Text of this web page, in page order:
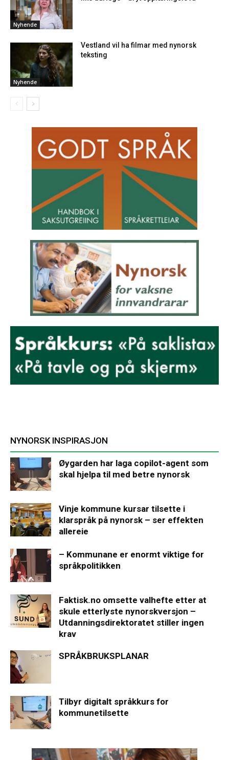
Nyhende
Nyhende
Vestland vil ha filmar med nynorsk
teksting
NYNORSK INSPIRASJON
Øygarden har laga copilot-agent som
skal hjelpa til med betre nynorsk
Vinje kommune kursar tilsette i
klarspråk på nynorsk – ser effekten
allereie
– Kommunane er enormt viktige for
språkpolitikken
Faktisk.no omsette valhefte etter at
skule etterlyste nynorskversjon –
Utdanningsdirektoratet stiller ingen
krav
SPRÅKBRUKSPLANAR
Tilbyr digitalt språkkurs for
kommunetilsette